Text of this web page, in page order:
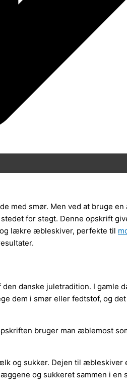
med smør. Men ved at bruge en
for stegt. Denne opskrift
lækre æbleskiver, perfekte til
danske juletradition. I gamle
dem i smør eller fedtstof, og
bruger man æblemost
og sukker. Dejen til
og sukkeret sammen i en